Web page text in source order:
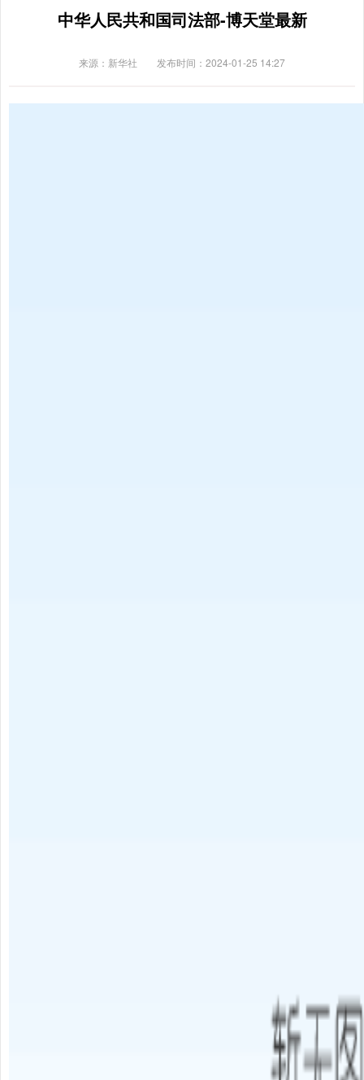
中华人民共和国司法部-博天堂最新
来源：新华社 发布时间：2024-01-25 14:27